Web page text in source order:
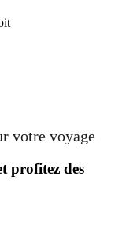
votre voyage
profitez des